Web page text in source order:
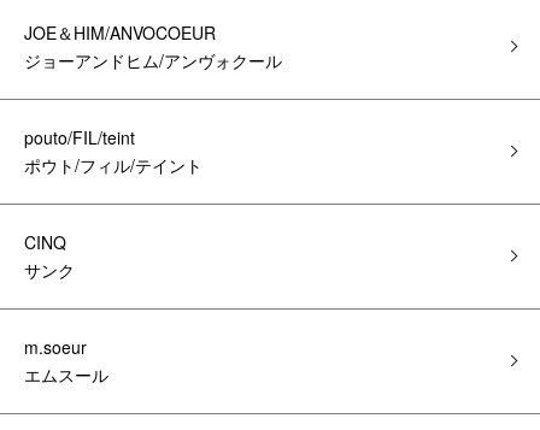
JOE＆HIM/ANVOCOEUR
ジョーアンドヒム/アンヴォクール
pouto/FIL/teint
ポウト/フィル/テイント
CINQ
サンク
m.soeur
エムスール